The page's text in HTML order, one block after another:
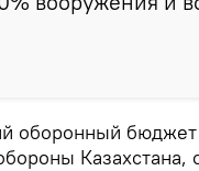
оборонный
Казахстана,